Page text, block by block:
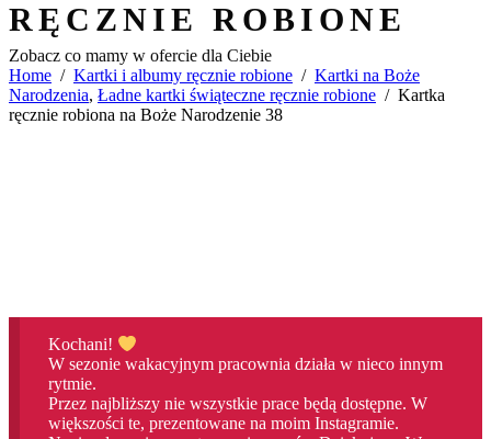
RĘCZNIE ROBIONE
Zobacz co mamy w ofercie dla Ciebie
Home / Kartki i albumy ręcznie robione / Kartki na Boże
Narodzenia, Ładne kartki świąteczne ręcznie robione / Kartka
ręcznie robiona na Boże Narodzenie 38
Kochani!
W sezonie wakacyjnym pracownia działa w nieco innym
rytmie.
Przez najbliższy nie wszystkie prace będą dostępne. W
większości te, prezentowane na moim Instagramie.